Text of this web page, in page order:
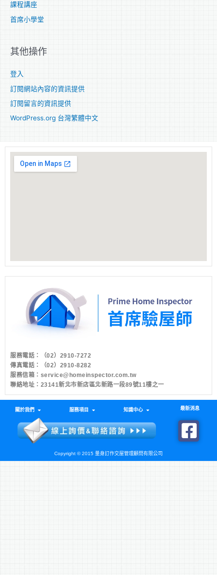
課程講座
首席小學堂
其他操作
登入
訂閱網站內容的資訊提供
訂閱留言的資訊提供
WordPress.org 台灣繁體中文
服務電話：
（02）2910-7272
傳真電話：（02）2910-8282
服務信箱： service@homeinspector.com.tw
聯絡地址：23141新北市新店區北新路一段89號11樓之一
關於我們 服務項目 知識中心 最新消息
Copyright © 2015 量身訂作交屋管理顧問有限公司